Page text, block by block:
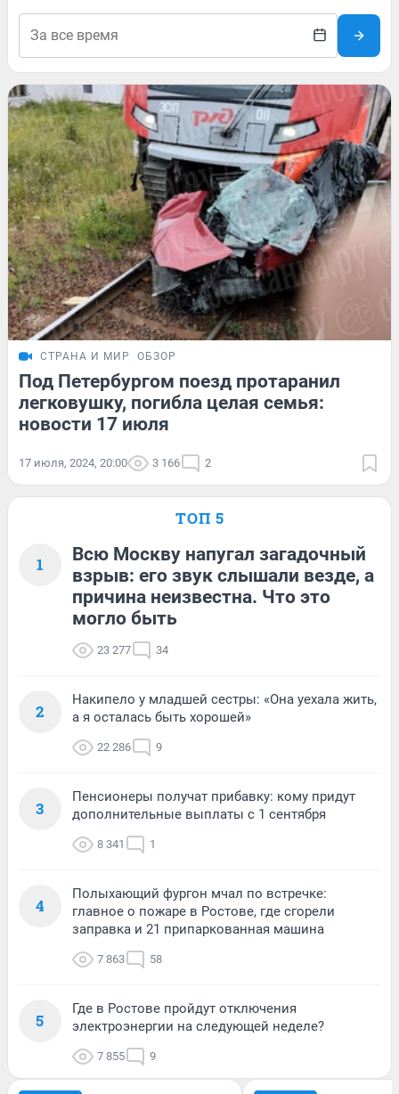
СТРАНА И МИР ОБЗОР
Под Петербургом поезд протаранил
легковушку, погибла целая семья:
новости 17 июля
17 июля, 2024, 20:00 3 166 2
ТОП 5
1
Всю Москву напугал загадочный
взрыв: его звук слышали везде, а
причина неизвестна. Что это
могло быть
23 277 34
2
Накипело у младшей сестры: «Она уехала жить,
а я осталась быть хорошей»
22 286 9
3
Пенсионеры получат прибавку: кому придут
дополнительные выплаты с 1 сентября
8 341 1
4
Полыхающий фургон мчал по встречке:
главное о пожаре в Ростове, где сгорели
заправка и 21 припаркованная машина
7 863 58
5
Где в Ростове пройдут отключения
электроэнергии на следующей неделе?
7 855 9